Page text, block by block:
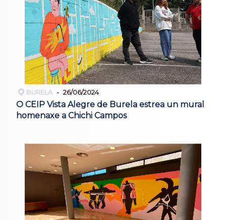
BURELA 26/06/2024
O CEIP Vista Alegre de Burela estrea un mural
homenaxe a Chichi Campos